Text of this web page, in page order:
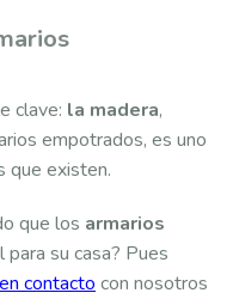
clave: la madera,
empotrados, es uno
que existen.
que los armarios
su casa? Pues
contacto con nosotros